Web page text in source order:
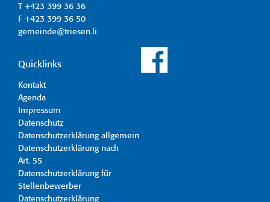
T +423 399 36 36
F +423 399 36 50
gemeinde@triesen.li
Quicklinks
Kontakt
Agenda
Impressum
Datenschutz
Datenschutzerklärung allgemein
Datenschutzerklärung nach
Art. 55
Datenschutzerklärung für
Stellenbewerber
Datenschutzerklärung